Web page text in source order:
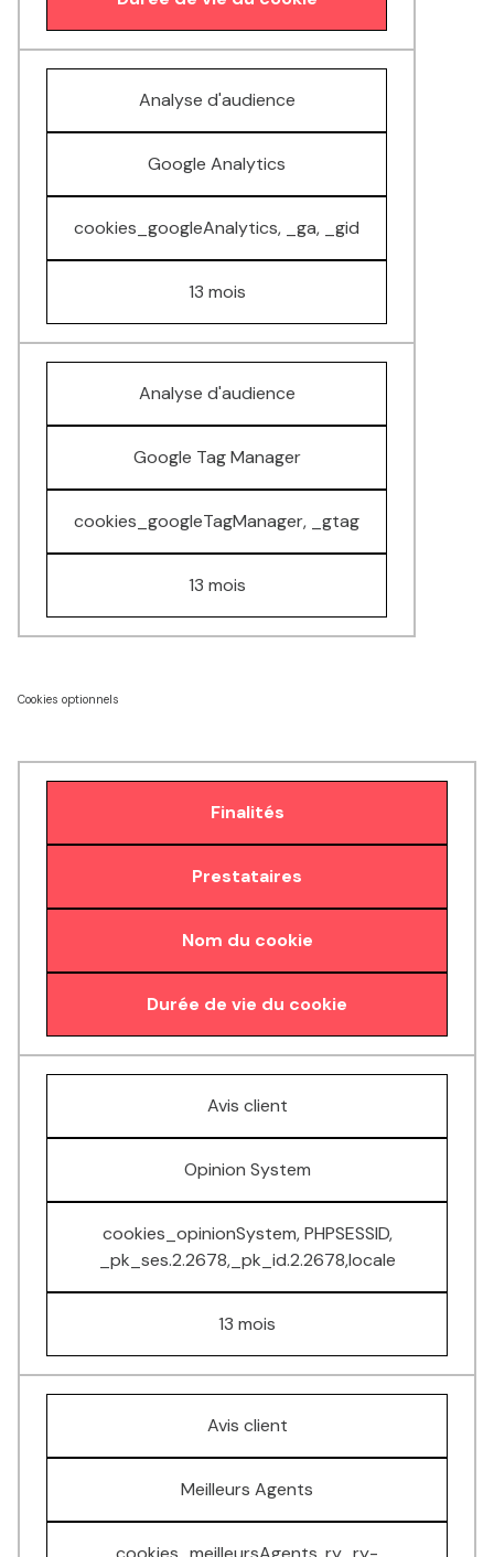
Analyse d'audience
Google Analytics
cookies_googleAnalytics, _ga, _gid
13 mois
Analyse d'audience
Google Tag Manager
cookies_googleTagManager, _gtag
13 mois
Cookies optionnels
Finalités
Prestataires
Nom du cookie
Durée de vie du cookie
Avis client
Opinion System
cookies_opinionSystem, PHPSESSID,
_pk_ses.2.2678,_pk_id.2.2678,locale
13 mois
Avis client
Meilleurs Agents